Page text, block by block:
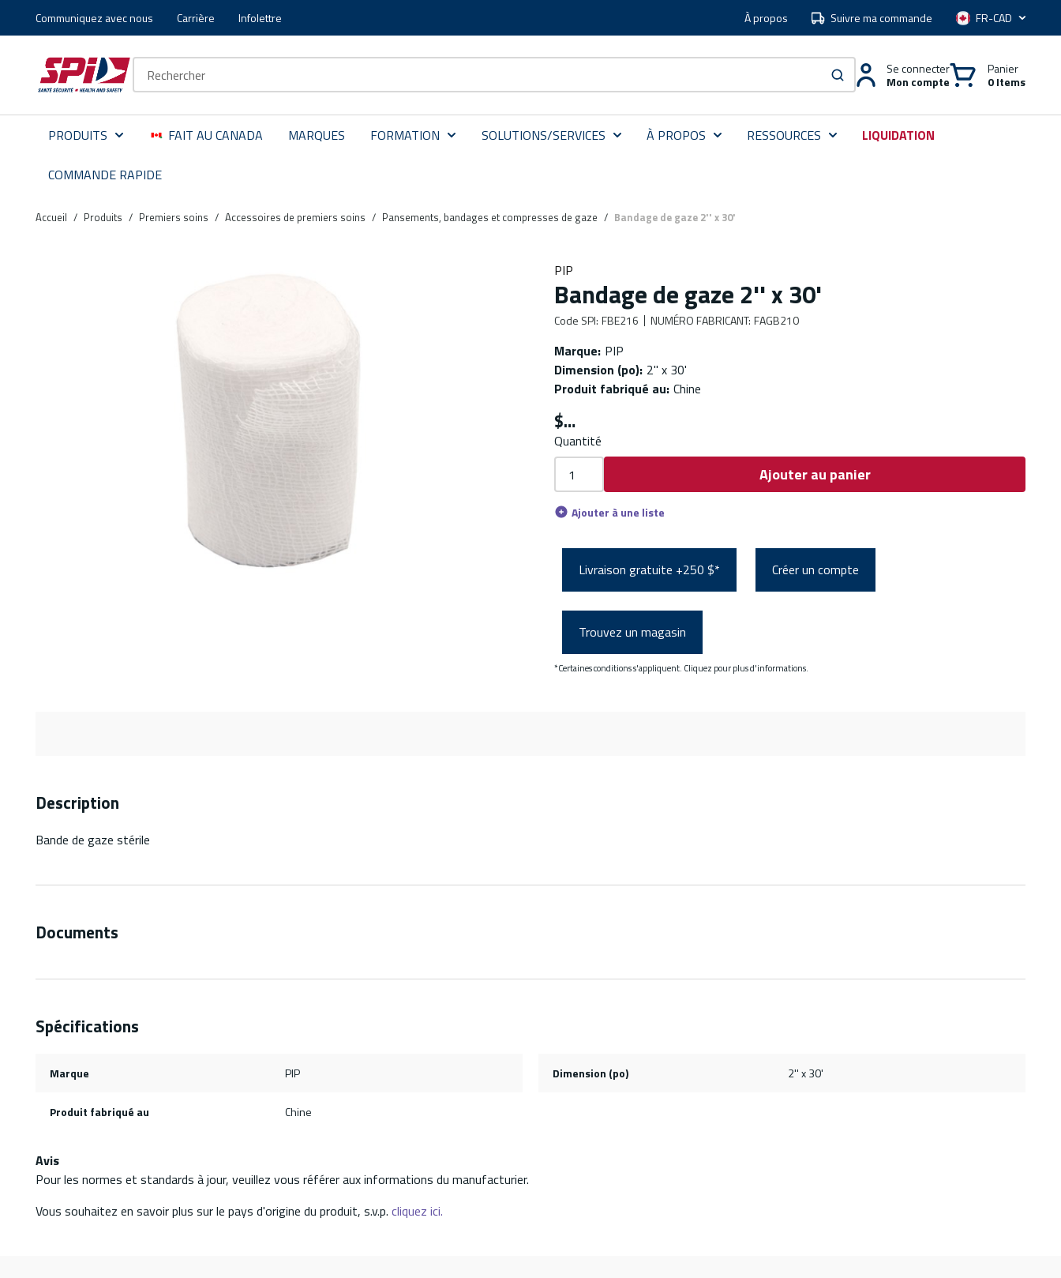
Aller au contenu principal
Skip to menu
Skip to footer
Communiquez avec nous Carrière Infolettre À propos Suivre ma commande Langue
soumettre une recherche
Se connecter
Mon compte
Panier
0 Items
PRODUITS FAIT AU CANADA MARQUES FORMATION SOLUTIONS/SERVICES À PROPOS RESSOURCES LIQUIDATION
COMMANDE RAPIDE
Accueil / Produits / Premiers soins / Accessoires de premiers soins / Pansements, bandages et compresses de gaze / Bandage de gaze 2'' x 30'
PIP
Bandage de gaze 2'' x 30'
Code SPI: FBE216 NUMÉRO FABRICANT: FAGB210
Marque: PIP
Dimension (po): 2'' x 30'
Produit fabriqué au: Chine
$
Quantité
Ajouter au panier
Ajouter à une liste
Livraison gratuite +250 $* Créer un compte
Trouvez un magasin
*Certaines conditions s'appliquent. Cliquez pour plus d'informations.
Description
Bande de gaze stérile
Documents
Spécifications
Marque PIP Dimension (po) 2'' x 30'
Produit fabriqué au Chine
Avis
Pour les normes et standards à jour, veuillez vous référer aux informations du manufacturier.
Vous souhaitez en savoir plus sur le pays d'origine du produit, s.v.p. cliquez ici.